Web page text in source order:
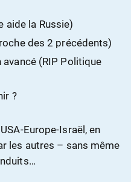
aide la Russie)
des 2 précédents)
avancé (RIP Politique
?
Europe-Israël, en
les autres – sans même